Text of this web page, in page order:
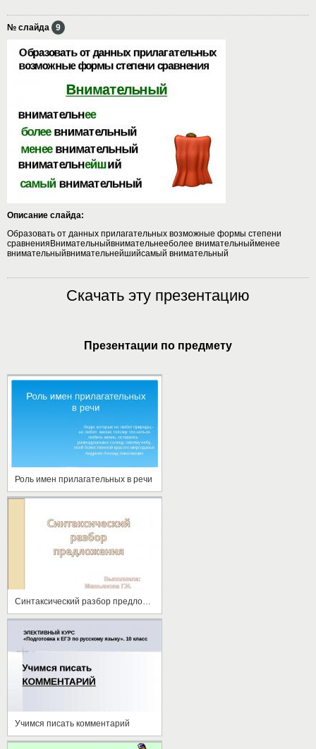
№ слайда 9
Описание слайда:
Образовать от данных прилагательных возможные формы степени
сравненияВнимательныйвнимательнееболее внимательныйменее
внимательныйвнимательнейшийсамый внимательный
Скачать эту презентацию
Презентации по предмету
Роль имен прилагательных в речи
Учимся писать комментарий